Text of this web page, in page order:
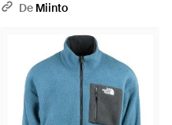
De Miinto